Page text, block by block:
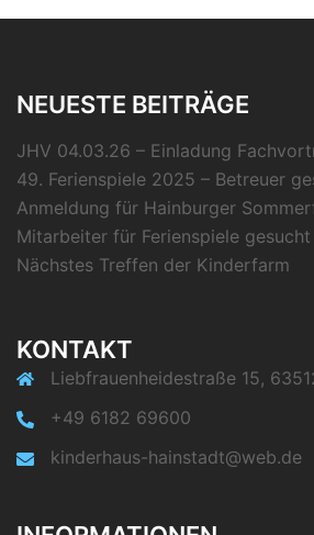
NEUESTE BEITRÄGE
JHV 04.03.26 – Einladung
49. Ferienspiele 2025 – Betreuer
Anmeldung für Hainburger
Mitarbeiter für Ferienspiele gesucht
Nächstes Treffen der Kinderfarm
KONTAKT
Liebfrauenheidestraße 15,
+49 6182 69600
kinderhaus-hainstadt@web.de